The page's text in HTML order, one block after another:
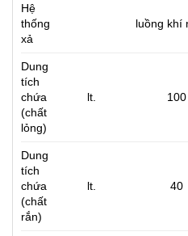
Hệ
thống
xả
luồng khí
Dung
tích
chứa
(chất
lỏng)
lt. 100
Dung
tích
chứa
(chất
rắn)
lt. 40